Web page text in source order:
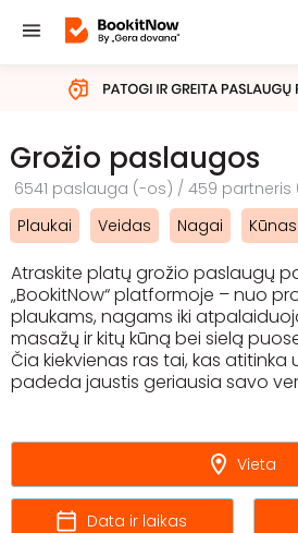
Grožio paslaugos
6541 paslauga (-os) / 459 partneris
Plaukai
Veidas Nagai Kūnas
Atraskite platų grožio paslaugų
„BookitNow“ platformoje – nuo
plaukams, nagams iki
masažų ir kitų kūną bei sielą
Čia kiekvienas ras tai, kas atitinka
padeda jaustis geriausia savo
Vieta
Data ir laikas